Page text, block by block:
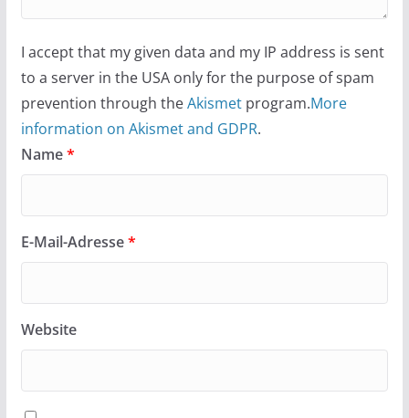
I accept that my given data and my IP address is sent
to a server in the USA only for the purpose of spam
prevention through theAkismetprogram.More
information on Akismet and GDPR.
Name*
E-Mail-Adresse*
Website